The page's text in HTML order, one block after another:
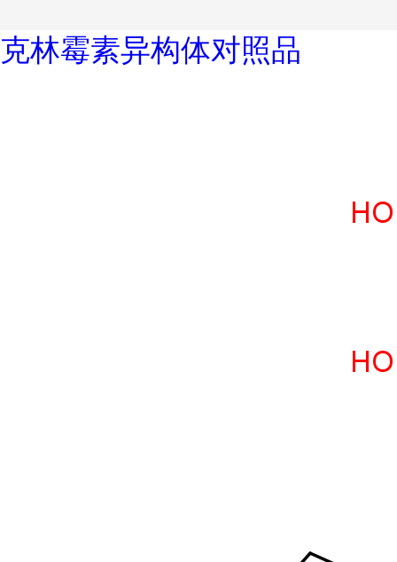
克林霉素异构体对照品